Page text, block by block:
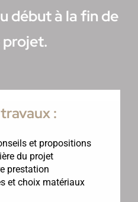
début à la fin de
:
et propositions
du projet
prestation
et choix matériaux